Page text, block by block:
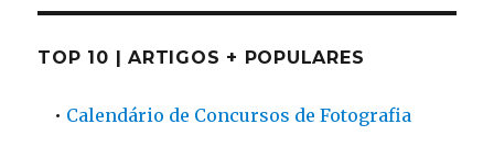
TOP 10 | ARTIGOS + POPULARES
• Calendário de Concursos de Fotografia